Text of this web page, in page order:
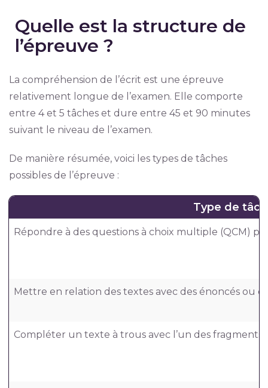
Quelle est la structure de
l’épreuve ?
La compréhension de l’écrit est une épreuve
relativement longue de l’examen. Elle comporte
entre 4 et 5 tâches et dure entre 45 et 90 minutes
suivant le niveau de l’examen.
De manière résumée, voici les types de tâches
possibles de l’épreuve :
Type de
Répondre à des questions à choix multiple (QCM)
Mettre en relation des textes avec des énoncés ou
Compléter un texte à trous avec l’un des fragments